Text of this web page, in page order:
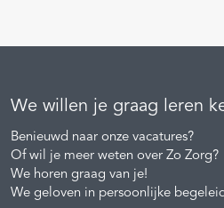
We willen je graag leren
Benieuwd naar onze vacatures?
Of wil je meer weten over Zo Zorg?
We horen graag van je!
We geloven in persoonlijke